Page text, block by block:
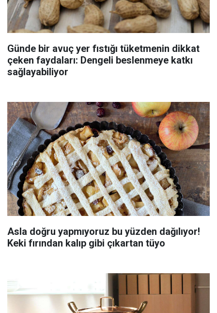
Günde bir avuç yer fıstığı tüketmenin dikkat
çeken faydaları: Dengeli beslenmeye katkı
sağlayabiliyor
Asla doğru yapmıyoruz bu yüzden dağılıyor!
Keki fırından kalıp gibi çıkartan tüyo